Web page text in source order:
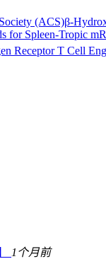
β-
for Spleen-Tropic
Receptor T Cell
1个月前